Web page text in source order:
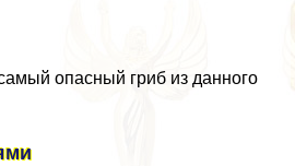
опасный гриб из данного